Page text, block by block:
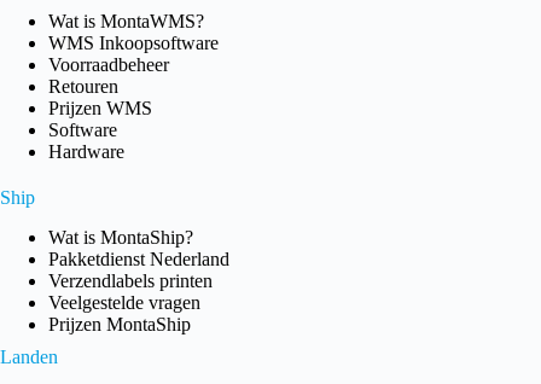
Wat is MontaWMS?
WMS Inkoopsoftware
Voorraadbeheer
Retouren
Prijzen WMS
Software
Hardware
Ship
Wat is MontaShip?
Pakketdienst Nederland
Verzendlabels printen
Veelgestelde vragen
Prijzen MontaShip
Landen